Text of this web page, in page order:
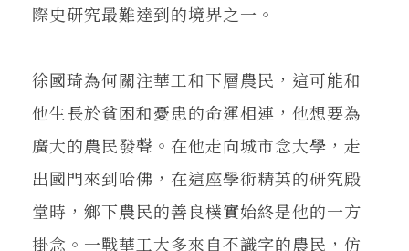
際史研究最難達到的境界之一。
徐國琦為何關注華工和下層農民，這可能和
他生長於貧困和憂患的命運相連，他想要為
廣大的農民發聲。在他走向城市念大學，走
出國門來到哈佛，在這座學術精英的研究殿
堂時，鄉下農民的善良樸實始終是他的一方
掛念。一戰華工大多來自不識字的農民，仿